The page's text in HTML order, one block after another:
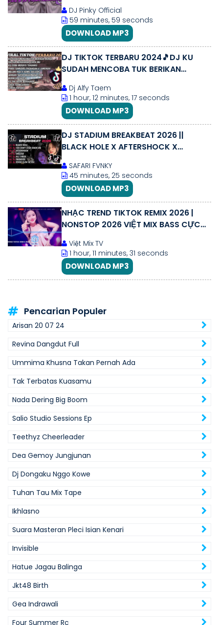
DJ Pinky Official
59 minutes, 59 seconds
DOWNLOAD MP3
DJ TIKTOK TERBARU 2024🎵DJ KU
SUDAH MENCOBA TUK BERIKAN
CINTAMU🎵FULL BASS
Dj Alfy Taem
1 hour, 12 minutes, 17 seconds
DOWNLOAD MP3
DJ STADIUM BREAKBEAT 2026 ||
BLACK HOLE X AFTERSHOCK X
BREAKBEAT
SAFARI FVNKY
45 minutes, 25 seconds
DOWNLOAD MP3
NHẠC TREND TIKTOK REMIX 2026 |
NONSTOP 2026 VIỆT MIX BASS CỰC
2026
Việt Mix TV
1 hour, 11 minutes, 31 seconds
DOWNLOAD MP3
Pencarian Populer
Arisan 20 07 24
Revina Dangdut Full
Ummima Khusna Takan Pernah Ada
Tak Terbatas Kuasamu
Nada Dering Big Boom
Salio Studio Sessions Ep
Teethyz Cheerleader
Dea Gemoy Jungjunan
Dj Dongaku Nggo Kowe
Tuhan Tau Mix Tape
Ikhlasno
Suara Masteran Pleci Isian Kenari
Invisible
Hatue Jagau Balinga
Jkt48 Birth
Gea Indrawali
Four Summer Rc